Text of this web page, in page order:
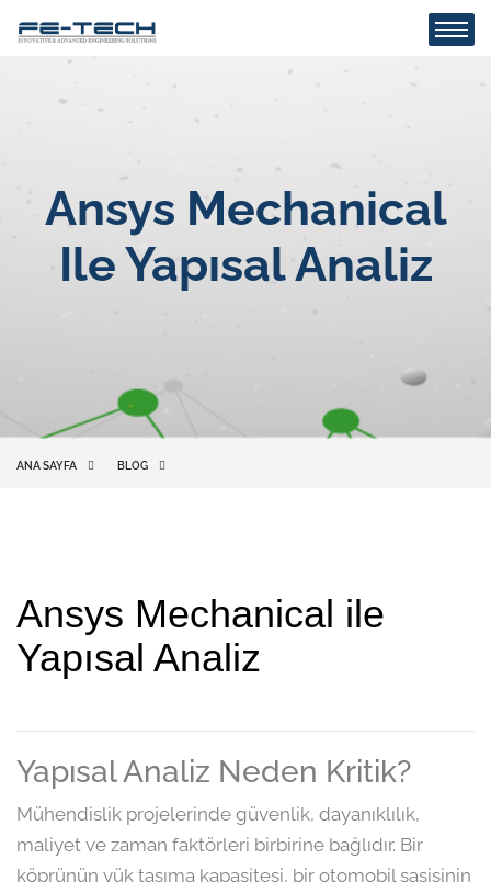
Ansys Mechanical
Ile Yapısal Analiz
ANA SAYFA BLOG
Ansys Mechanical ile
Yapısal Analiz
Yapısal Analiz Neden Kritik?
Mühendislik projelerinde güvenlik, dayanıklılık,
maliyet ve zaman faktörleri birbirine bağlıdır. Bir
köprünün yük taşıma kapasitesi, bir otomobil şasisinin